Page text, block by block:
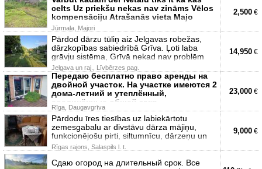
celts Uz priekšu nekas nav zināms Vēlos
kompensāciju Atrašanās vieta Majo
Jūrmala, Majori
2,500 €
Pārdod dārzu tūliņ aiz Jelgavas robežas,
dārzkopības sabiedrībā Grīva. Ļoti laba
grāvju sistēma, Grīvā nekad nav problēm
Jelgava un raj., Līvbērzes pag.
14,950 €
Передаю бесплатно право аренды на
двойной участок. На участке имеются 2
дома-летний и утеплённый,
соединённые общей закр
Rīga, Daugavgrīva
23,000 €
Pārdodu īres tiesības uz labiekārtotu
zemesgabalu ar divstāvu dārza mājiņu,
funkcionējošu pirti, siltumnīcu, dārzeņu un
Rīgas rajons, Salaspils l. t.
9,000 €
Сдаю огород на длительный срок. Все